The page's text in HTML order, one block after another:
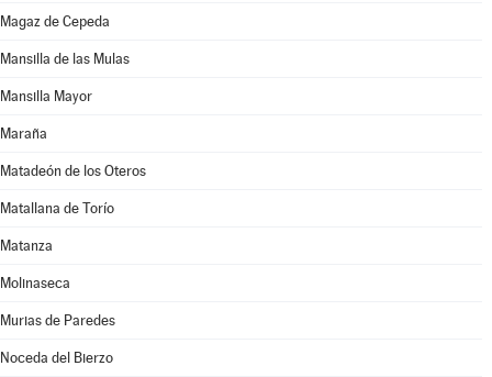
Magaz de Cepeda
Mansilla de las Mulas
Mansilla Mayor
Maraña
Matadeón de los Oteros
Matallana de Torío
Matanza
Molinaseca
Murias de Paredes
Noceda del Bierzo